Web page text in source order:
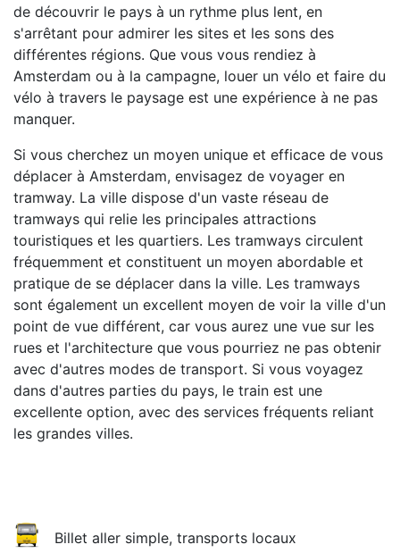
de découvrir le pays à un rythme plus lent, en
s'arrêtant pour admirer les sites et les sons des
différentes régions. Que vous vous rendiez à
Amsterdam ou à la campagne, louer un vélo et faire du
vélo à travers le paysage est une expérience à ne pas
manquer.
Si vous cherchez un moyen unique et efficace de vous
déplacer à Amsterdam, envisagez de voyager en
tramway. La ville dispose d'un vaste réseau de
tramways qui relie les principales attractions
touristiques et les quartiers. Les tramways circulent
fréquemment et constituent un moyen abordable et
pratique de se déplacer dans la ville. Les tramways
sont également un excellent moyen de voir la ville d'un
point de vue différent, car vous aurez une vue sur les
rues et l'architecture que vous pourriez ne pas obtenir
avec d'autres modes de transport. Si vous voyagez
dans d'autres parties du pays, le train est une
excellente option, avec des services fréquents reliant
les grandes villes.
Billet aller simple, transports locaux